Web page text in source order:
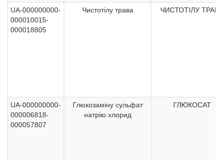
UA-000000000-
000010015-
000018805
Чистотілу трава ЧИСТОТІЛУ ТРАВА
UA-000000000-
000006818-
000057807
Глюкозаміну сульфат
натрію хлорид
ГЛЮКОСАТ